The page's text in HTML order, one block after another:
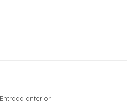
Entrada anteriorEntrada